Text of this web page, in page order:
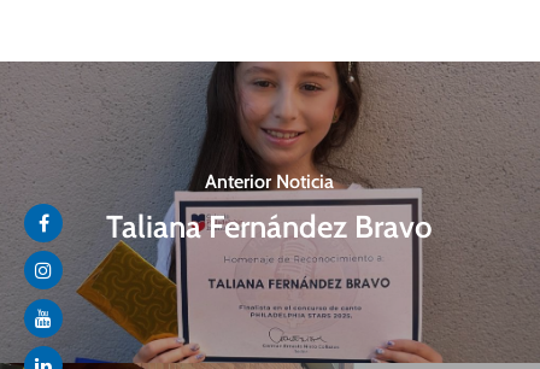
Anterior Noticia
Taliana Fernández Bravo